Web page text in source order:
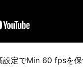
設定でMin 60 fpsを